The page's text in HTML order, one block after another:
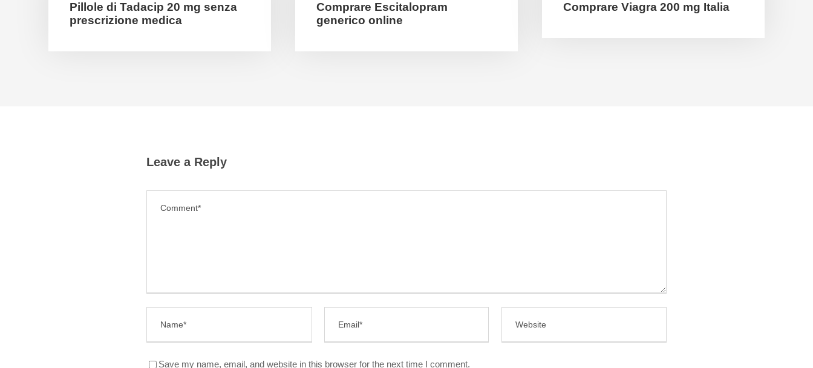
Pillole di Tadacip 20 mg senza
prescrizione medica
Comprare Escitalopram
generico online
Comprare Viagra 200 mg Italia
Leave a Reply
Save my name, email, and website in this browser for the next time I comment.